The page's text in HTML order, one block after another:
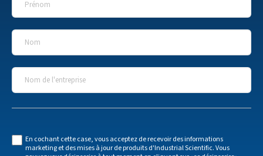
Nom
Nom de l'entreprise
En cochant cette case, vous acceptez de recevoir des informations
marketing et des mises à jour de produits d'Industrial Scientific. Vous